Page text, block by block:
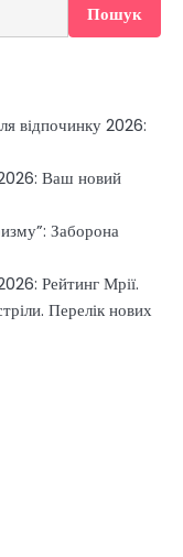
Пошук
відпочинку 2026:
Ваш новий
Заборона
Рейтинг Мрії.
Перелік нових